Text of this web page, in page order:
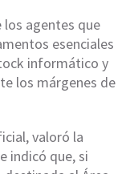
agentes que
esenciales
informático y
los márgenes de
valoró la
indicó que, si